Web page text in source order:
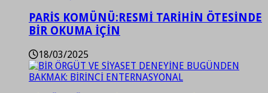
PARİS KOMÜNÜ:RESMİ TARİHİN ÖTESİNDE
BİR OKUMA İÇİN
18/03/2025